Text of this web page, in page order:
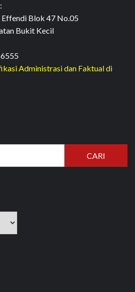
Effendi Blok 47 No.05
Bukit Kecil
Administrasi dan Faktual di